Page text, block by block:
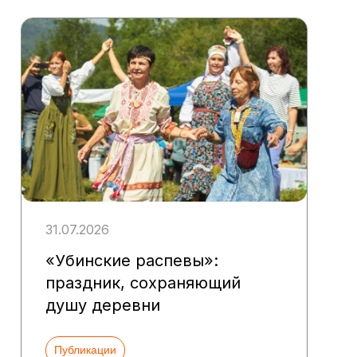
31.07.2026
«Убинские распевы»:
праздник, сохраняющий
душу деревни
Публикации